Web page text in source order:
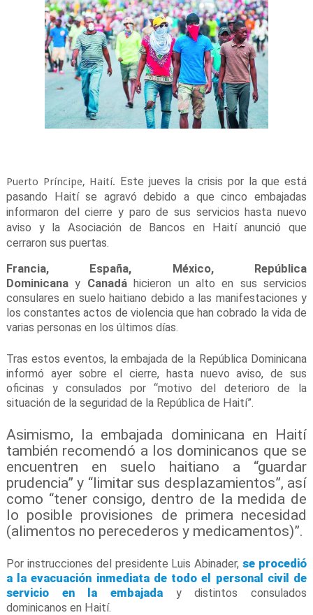
Puerto Príncipe, Haití. Este jueves la crisis por la que está
pasando Haití se agravó debido a que cinco embajadas
informaron del cierre y paro de sus servicios hasta nuevo
aviso y la Asociación de Bancos en Haití anunció que
cerraron sus puertas.
Francia, España, México, República
Dominicanay Canadáhicieron un alto en sus servicios
consulares en suelo haitiano debido a las manifestaciones y
los constantes actos de violencia que han cobrado la vida de
varias personas en los últimos días.
Tras estos eventos, la embajada de la República Dominicana
informó ayer sobre el cierre, hasta nuevo aviso, de sus
oficinas y consulados por “motivo del deterioro de la
situación de la seguridad de la República de Haití”.
Asimismo, la embajada dominicana en Haití
también recomendó a los dominicanos que se
encuentren en suelo haitiano a “guardar
prudencia” y “limitar sus desplazamientos”, así
como “tener consigo, dentro de la medida de
lo posible provisiones de primera necesidad
(alimentos no perecederos y medicamentos)”.
Por instrucciones del presidente Luis Abinader, se procedió
a la evacuación inmediata de todo el personal civil de
servicio en la embajada y distintos consulados
dominicanos en Haití.